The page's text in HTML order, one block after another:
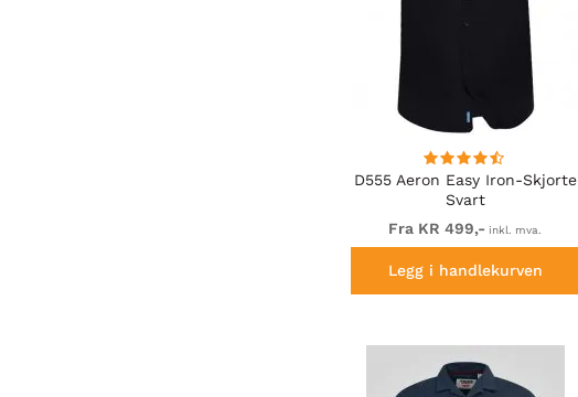
D555 Aeron Easy Iron-Skjorte
Svart
Fra KR 499,- inkl. mva.
Legg i handlekurven